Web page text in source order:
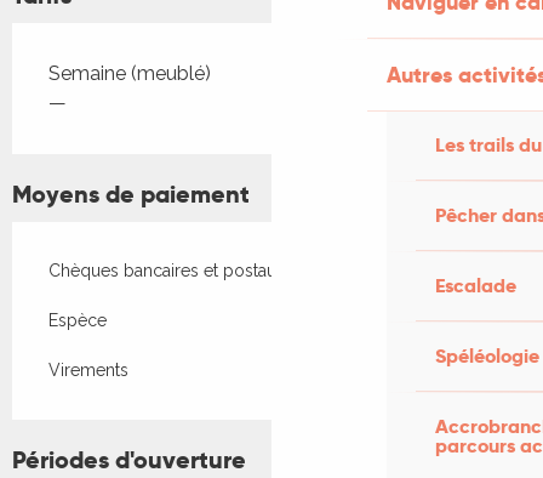
Autres
Les trails
Pêcher
Escalade
Spéléologie
parcours
Tarifs 2026
Semaine (meublé)
—
Moyens de paiement
Chèques bancaires et postaux
Espèce
Virements
Périodes d'ouverture